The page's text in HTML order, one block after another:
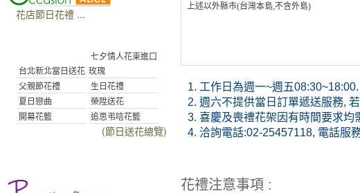
花店節日花禮 ...
台北新北當日送花
七夕情人花束進口
玫瑰
父親節花禮
生日花禮
夏日戀曲
榮陞送花
開幕花籃
追思弔唁花籃
(節日送花總覽)
上述以外縣市(台灣本島,不含外島)
1. 工作日為週一~週五
2.週六不提供當日訂單遞送服務,
3.喜慶及喪禮花架因有時間要求均
4. 洽詢電話:02-25457118, 電話服
花禮注意事項 :